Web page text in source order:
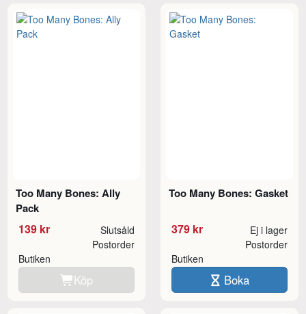
Too Many Bones: Ally
Pack
139 kr Slutsåld
Butiken
Postorder
Köp
Too Many Bones: Gasket
379 kr Ej i lager
Butiken
Postorder
Boka